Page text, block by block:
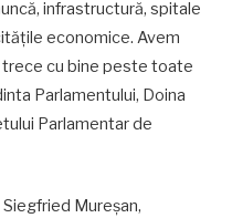
infrastructură, spitale
economice. Avem
trece cu bine peste toate
Parlamentului, Doina
Parlamentar de
Mureșan,